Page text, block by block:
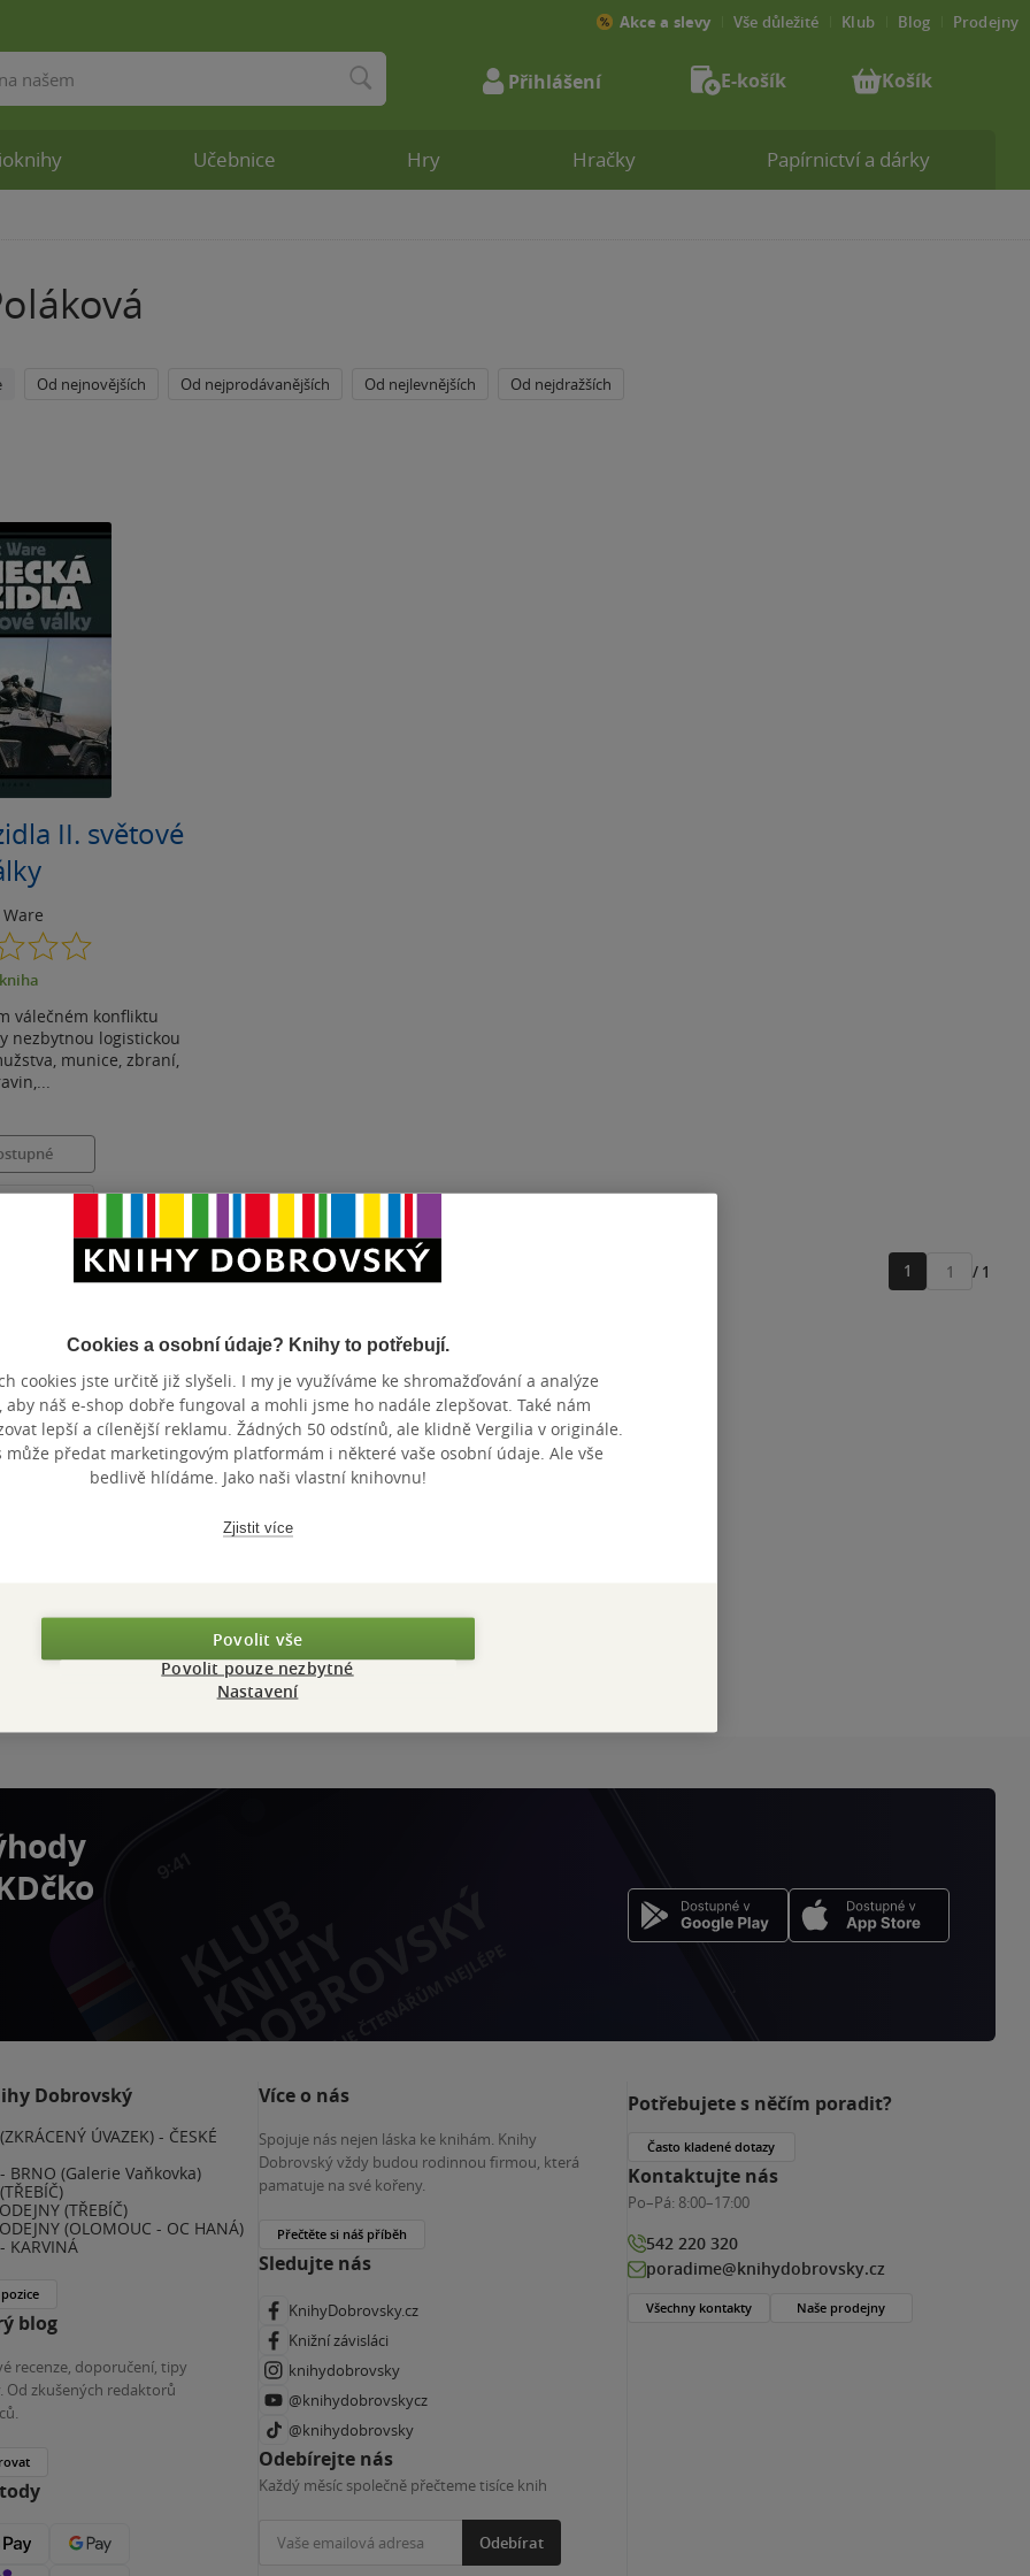
Od nejnovějších Od nejprodávanějších Od nejlevnějších Od nejdražších
II. světové
Ware
0.0
z
5
kniha
válečném konfliktu
nezbytnou logistickou
munice, zbraní,
Zobrazeno 3 z 3
1
Přejít
/ 1
Učebnice Hry Hračky Papírnictví a dárky
Akce a slevy Vše důležité Klub Blog Prodejny
Přihlášení E-košík Košík
Dobrovský
ÚVAZEK) - ČESKÉ
BRNO (Galerie Vaňkovka)
(TŘEBÍČ)
(OLOMOUC - OC HANÁ)
KARVINÁ
blog
recenze, doporučení, tipy
Od zkušených redaktorů
Více o nás
Spojuje nás nejen láska ke knihám. Knihy
Dobrovský vždy budou rodinnou firmou, která
pamatuje na své kořeny.
Přečtěte si náš příběh
Sledujte nás
KnihyDobrovsky.cz
Knižní závisláci
knihydobrovsky
@knihydobrovskycz
@knihydobrovsky
Odebírejte nás
Každý měsíc společně přečteme tisíce knih
Odebírat
Potřebujete s něčím poradit?
Často kladené dotazy
Kontaktujte nás
Po–Pá: 8:00–17:00
542 220 320
poradime@knihydobrovsky.cz
Všechny kontakty Naše prodejny
Cookies a osobní údaje? Knihy to potřebují.
cookies jste určitě již slyšeli. I my je využíváme ke shromažďování a analýze
aby náš e-shop dobře fungoval a mohli jsme ho nadále zlepšovat. Také nám
lepší a cílenější reklamu. Žádných 50 odstínů, ale klidně Vergilia v originále.
může předat marketingovým platformám i některé vaše osobní údaje. Ale vše
bedlivě hlídáme. Jako naši vlastní knihovnu!
Zjistit více
Povolit vše
Povolit pouze nezbytné
Nastavení